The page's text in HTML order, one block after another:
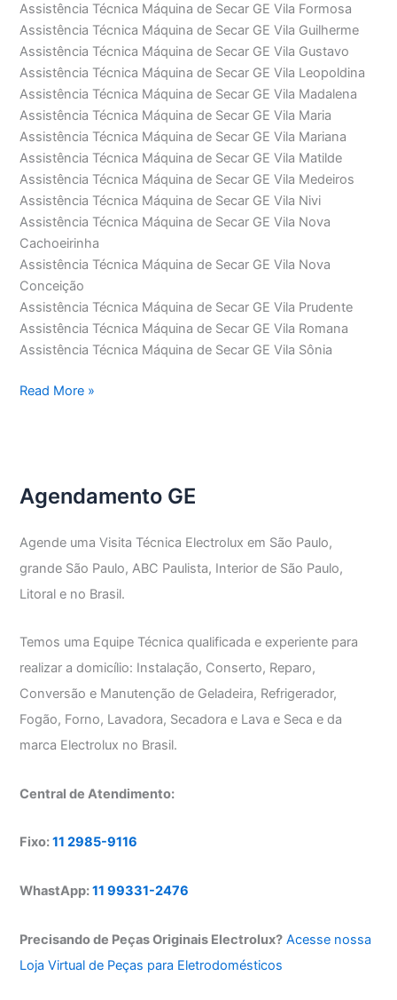
Assistência Técnica Máquina de Secar GE Vila Formosa
Assistência Técnica Máquina de Secar GE Vila Guilherme
Assistência Técnica Máquina de Secar GE Vila Gustavo
Assistência Técnica Máquina de Secar GE Vila Leopoldina
Assistência Técnica Máquina de Secar GE Vila Madalena
Assistência Técnica Máquina de Secar GE Vila Maria
Assistência Técnica Máquina de Secar GE Vila Mariana
Assistência Técnica Máquina de Secar GE Vila Matilde
Assistência Técnica Máquina de Secar GE Vila Medeiros
Assistência Técnica Máquina de Secar GE Vila Nivi
Assistência Técnica Máquina de Secar GE Vila Nova
Cachoeirinha
Assistência Técnica Máquina de Secar GE Vila Nova
Conceição
Assistência Técnica Máquina de Secar GE Vila Prudente
Assistência Técnica Máquina de Secar GE Vila Romana
Assistência Técnica Máquina de Secar GE Vila Sônia
Assistência
GE
Read More »
Agendamento GE
Agende uma Visita Técnica Electrolux em São Paulo,
grande São Paulo, ABC Paulista, Interior de São Paulo,
Litoral e no Brasil.
Temos uma Equipe Técnica qualificada e experiente para
realizar a domicílio: Instalação, Conserto, Reparo,
Conversão e Manutenção de Geladeira, Refrigerador,
Fogão, Forno, Lavadora, Secadora e Lava e Seca e da
marca Electrolux no Brasil.
Central de Atendimento:
Fixo:11 2985-9116
WhastApp:11 99331-2476
Precisando de Peças Originais Electrolux? Acesse nossa
Loja Virtual de Peças para Eletrodomésticos